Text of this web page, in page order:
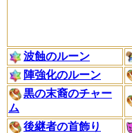
波蝕のルーン
陣強化のルーン
黒の末裔のチャー
ム
後継者の首飾り